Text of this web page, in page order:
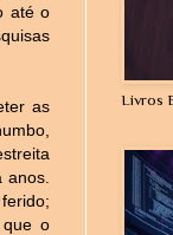
até o
as
o
Livros